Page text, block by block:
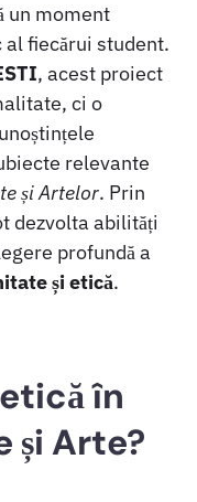
un moment
fiecărui student.
, acest proiect
ci o
relevante
și Artelor. Prin
dezvolta abilități
profundă a
și etică.
în
și Arte?